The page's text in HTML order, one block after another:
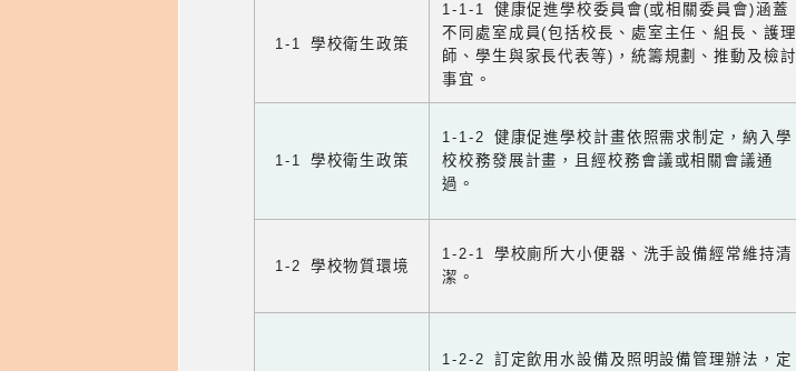
1-1 學校衛生政策
1-1-1 健康促進學校委員會(或相關委員會)涵蓋
不同處室成員(包括校長、處室主任、組長、護理
師、學生與家長代表等)，統籌規劃、推動及檢討
事宜。
1-1 學校衛生政策
1-1-2 健康促進學校計畫依照需求制定，納入學
校校務發展計畫，且經校務會議或相關會議通
過。
1-2 學校物質環境
1-2-1 學校廁所大小便器、洗手設備經常維持清
潔。
1-2-2 訂定飲用水設備及照明設備管理辦法，定